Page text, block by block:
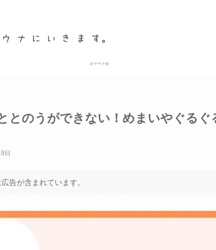
とのうができない！めまいやぐるぐ
日
告が含まれています。